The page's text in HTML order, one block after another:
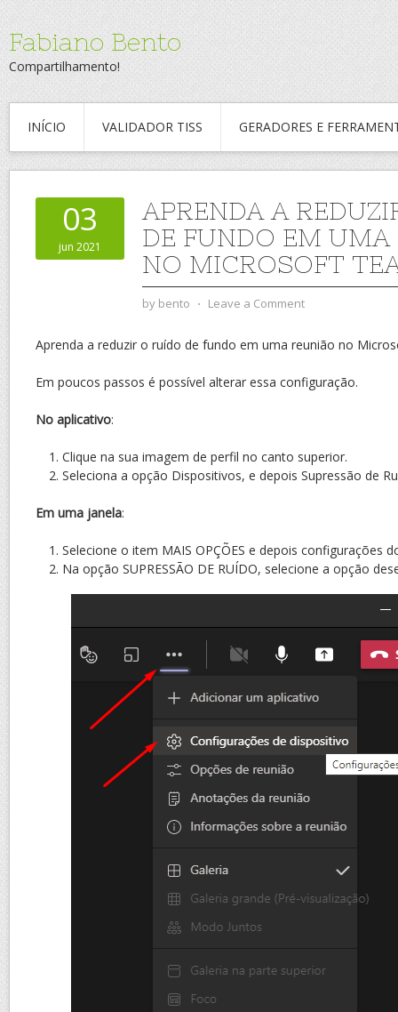
Fabiano Bento
Compartilhamento!
INÍCIO VALIDADOR TISS GERADORES E
03
jun 2021
APRENDA A
DE FUNDO EM UMA
NO MICROSOFT
by bento ⋅ Leave a Comment
Aprenda a reduzir o ruído de fundo em uma reunião no
Em poucos passos é possível alterar essa configuração.
No aplicativo:
Clique na sua imagem de perfil no canto superior.
Seleciona a opção Dispositivos, e depois Supressão de
Em uma janela:
Selecione o item MAIS OPÇÕES e depois configurações
Na opção SUPRESSÃO DE RUÍDO, selecione a opção